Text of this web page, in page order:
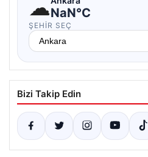
☁NaN°C
ŞEHIR SEÇ
Bizi Takip Edin